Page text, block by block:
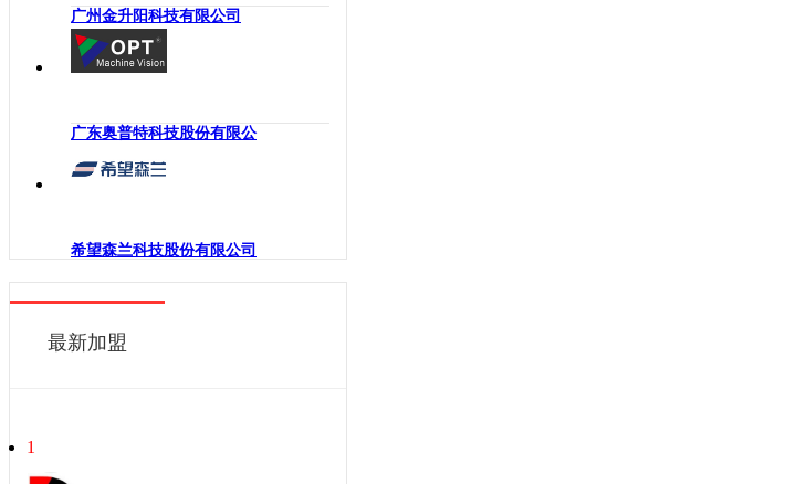
机械传动
工业通讯
机柜
执行机构
电力电子
工业电机
贵州
云南
西藏
甘肃
青海
新疆
澳门
台湾
广州金升阳科技有限公司
广东奥普特科技股份有限公
希望森兰科技股份有限公司
最新加盟
1